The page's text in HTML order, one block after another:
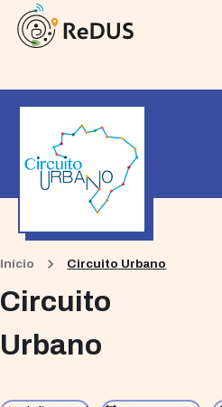
Início Circuito Urbano
Circuito
Urbano